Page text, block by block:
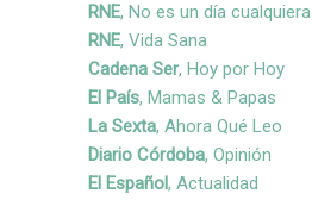
RNE, No es un día cualquiera
RNE, Vida Sana
Cadena Ser, Hoy por Hoy
El País, Mamas & Papas
La Sexta, Ahora Qué Leo
Diario Córdoba, Opinión
El Español, Actualidad